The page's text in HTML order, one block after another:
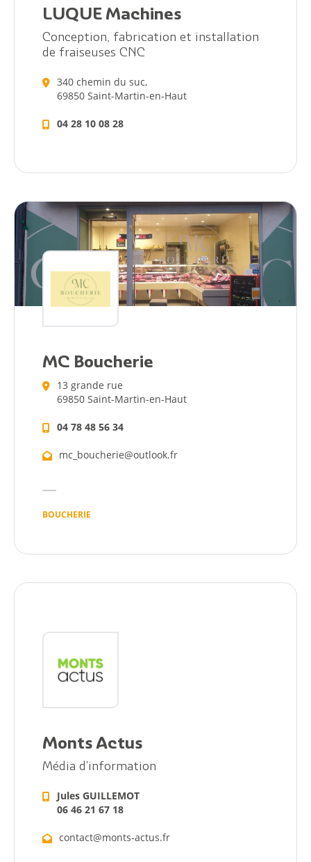
LUQUE Machines
Conception, fabrication et installation
de fraiseuses CNC
340 chemin du suc,
69850 Saint-Martin-en-Haut
04 28 10 08 28
MC Boucherie
13 grande rue
69850 Saint-Martin-en-Haut
04 78 48 56 34
mc_boucherie@outlook.fr
BOUCHERIE
Monts Actus
Média d'information
Jules GUILLEMOT
06 46 21 67 18
contact@monts-actus.fr